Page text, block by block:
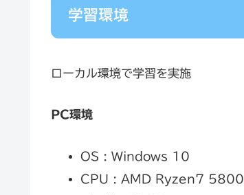
学習環境
ローカル環境で学習を実施
PC環境
OS : Windows 10
CPU : AMD Ryzen7 5800